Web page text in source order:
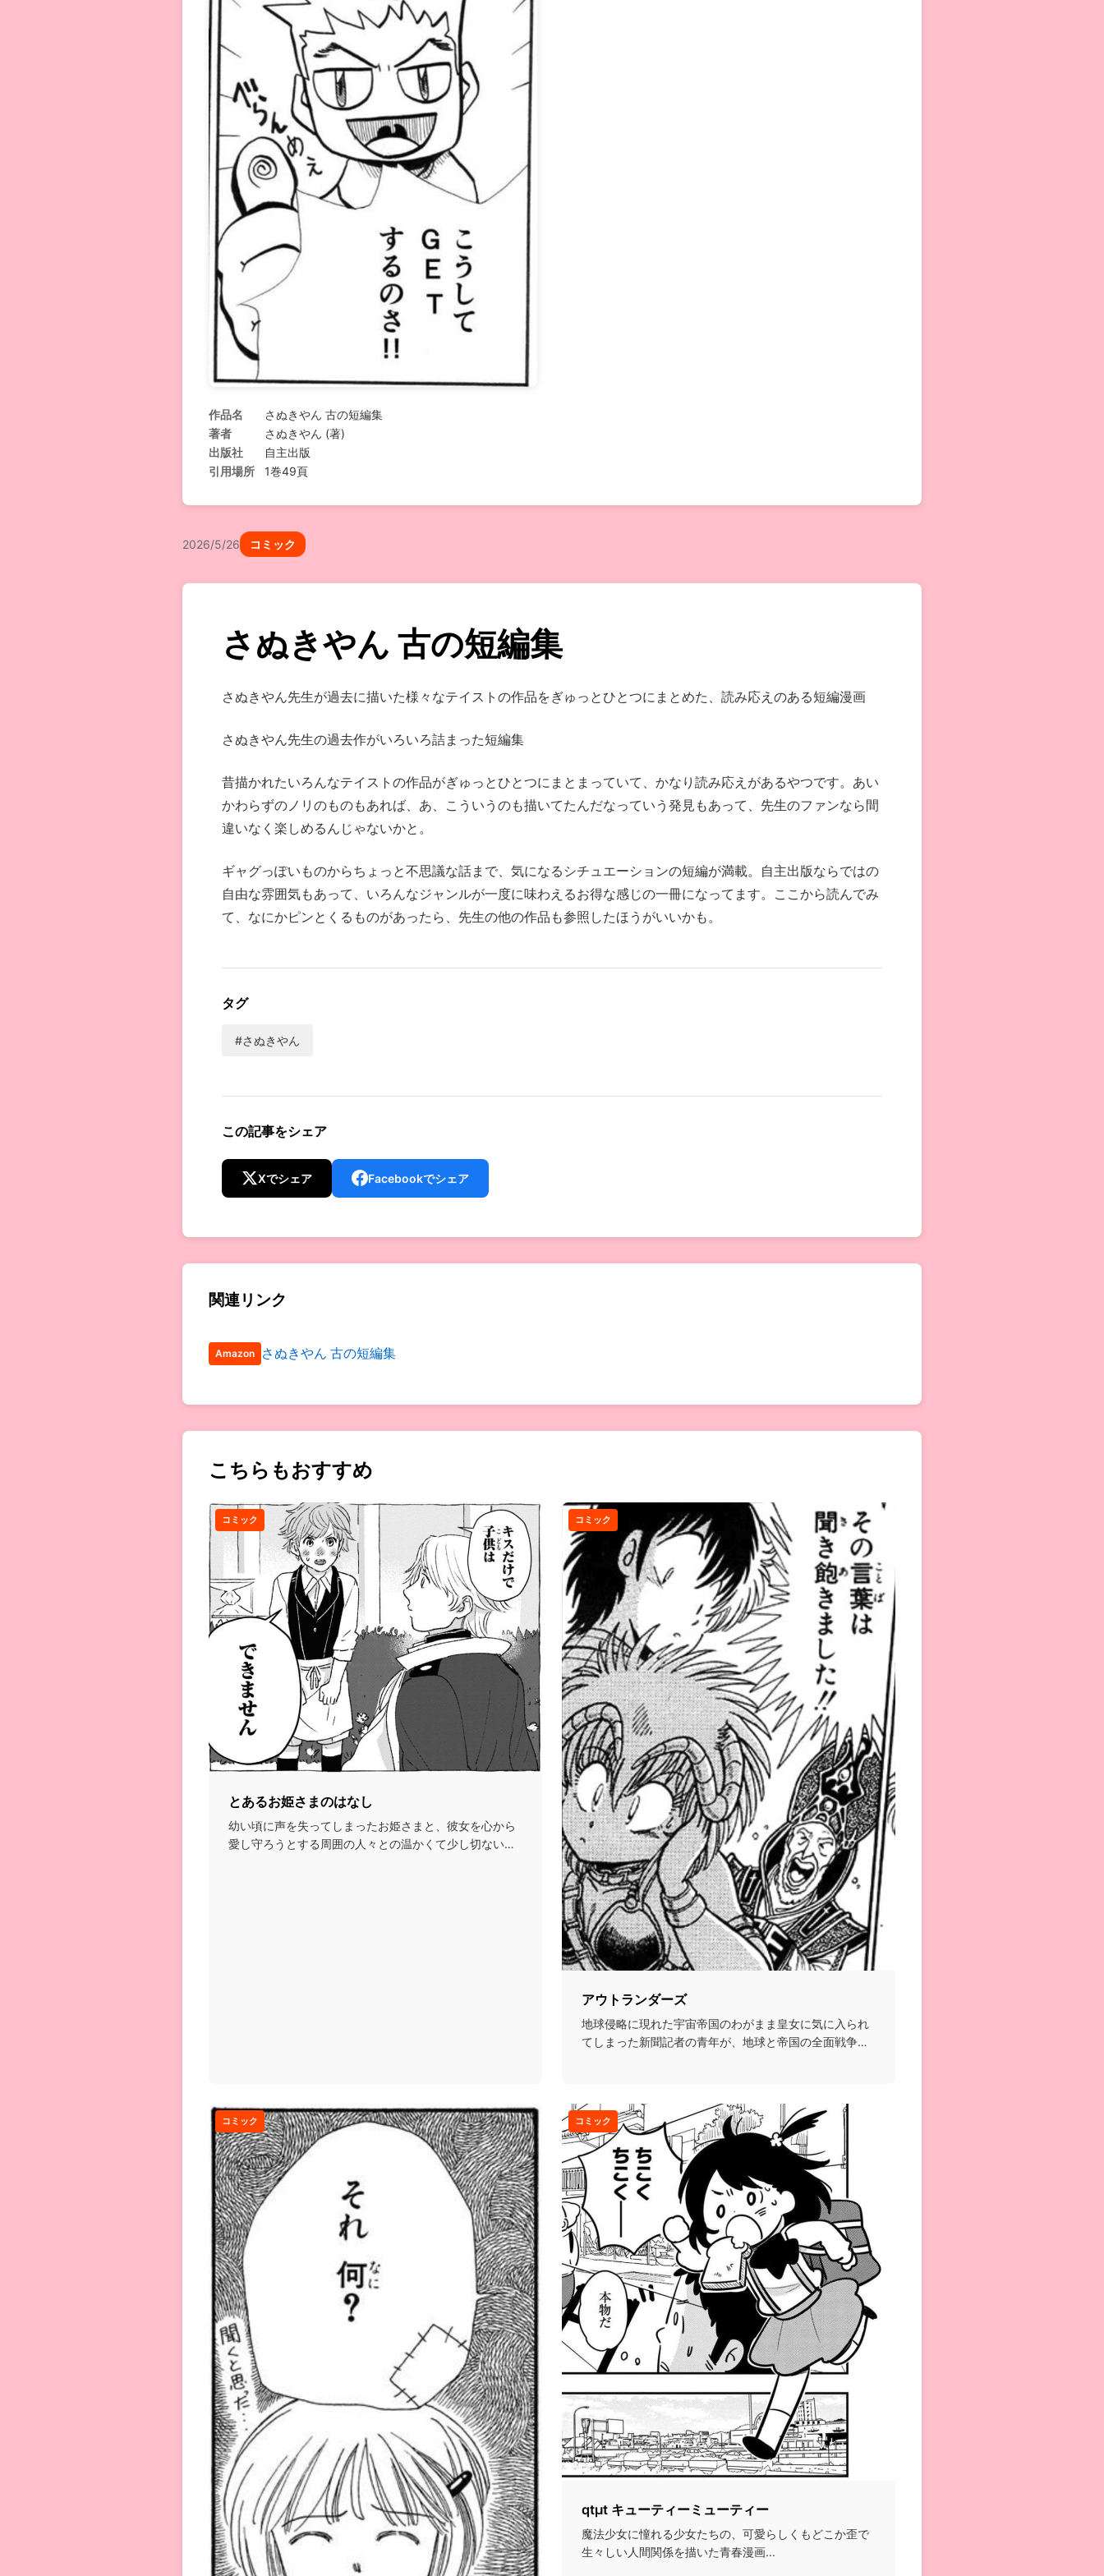
作品名
さぬきやん 古の短編集
著者
さぬきやん (著)
出版社
自主出版
引用場所
1巻49頁
2026/5/26 コミック
さぬきやん 古の短編集
さぬきやん先生が過去に描いた様々なテイストの作品をぎゅっとひとつにまとめた、読み応えのある短編漫画
さぬきやん先生の過去作がいろいろ詰まった短編集
昔描かれたいろんなテイストの作品がぎゅっとひとつにまとまっていて、かなり読み応えがあるやつです。あい
かわらずのノリのものもあれば、あ、こういうのも描いてたんだなっていう発見もあって、先生のファンなら間
違いなく楽しめるんじゃないかと。
ギャグっぽいものからちょっと不思議な話まで、気になるシチュエーションの短編が満載。自主出版ならではの
自由な雰囲気もあって、いろんなジャンルが一度に味わえるお得な感じの一冊になってます。ここから読んでみ
て、なにかピンとくるものがあったら、先生の他の作品も参照したほうがいいかも。
タグ
#さぬきやん
この記事をシェア
Xでシェア Facebookでシェア
関連リンク
Amazon さぬきやん 古の短編集
こちらもおすすめ
コミック
とあるお姫さまのはなし
幼い頃に声を失ってしまったお姫さまと、彼女を心から
愛し守ろうとする周囲の人々との温かくて少し切ない絆
コミック
アウトランダーズ
地球侵略に現れた宇宙帝国のわがまま皇女に気に入られ
てしまった新聞記者の青年が、地球と帝国の全面戦争に
コミック コミック
qtμt キューティーミューティー
魔法少女に憧れる少女たちの、可愛らしくもどこか歪で
生々しい人間関係を描いた青春漫画...